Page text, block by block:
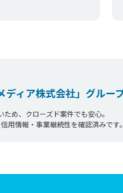
ディア株式会社」 グルー
め、クローズド案件でも安心。
用情報・事業継続性を確認済みです